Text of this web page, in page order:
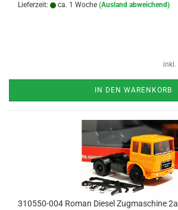
Lieferzeit: ca. 1 Woche (Ausland abweichend)
inkl.
IN DEN WARENKORB
310550-004 Roman Diesel Zugmaschine